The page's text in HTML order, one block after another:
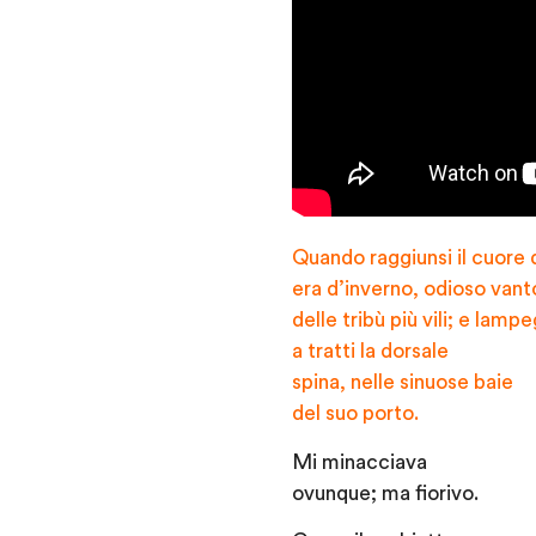
Quando raggiunsi il cuore
era d’inverno, odioso
delle tribù più vili; e
a tratti la dorsale
spina, nelle sinuose baie
del suo porto.
Mi minacciava
ovunque; ma fiorivo.